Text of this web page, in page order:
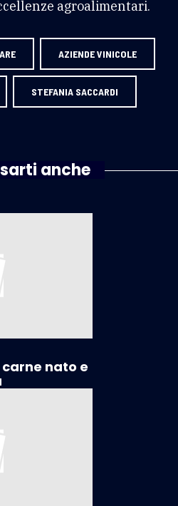
agroalimentari.
AZIENDE VINICOLE
STEFANIA SACCARDI
anche
nato e